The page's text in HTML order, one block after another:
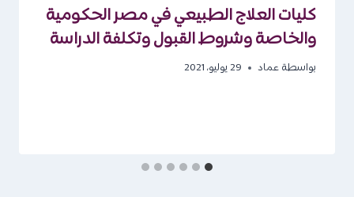
كليات العلاج الطبيعي في مصر الحكومية
والخاصة وشروط القبول وتكلفة الدراسة
بواسطة عماد 29 يوليو، 2021